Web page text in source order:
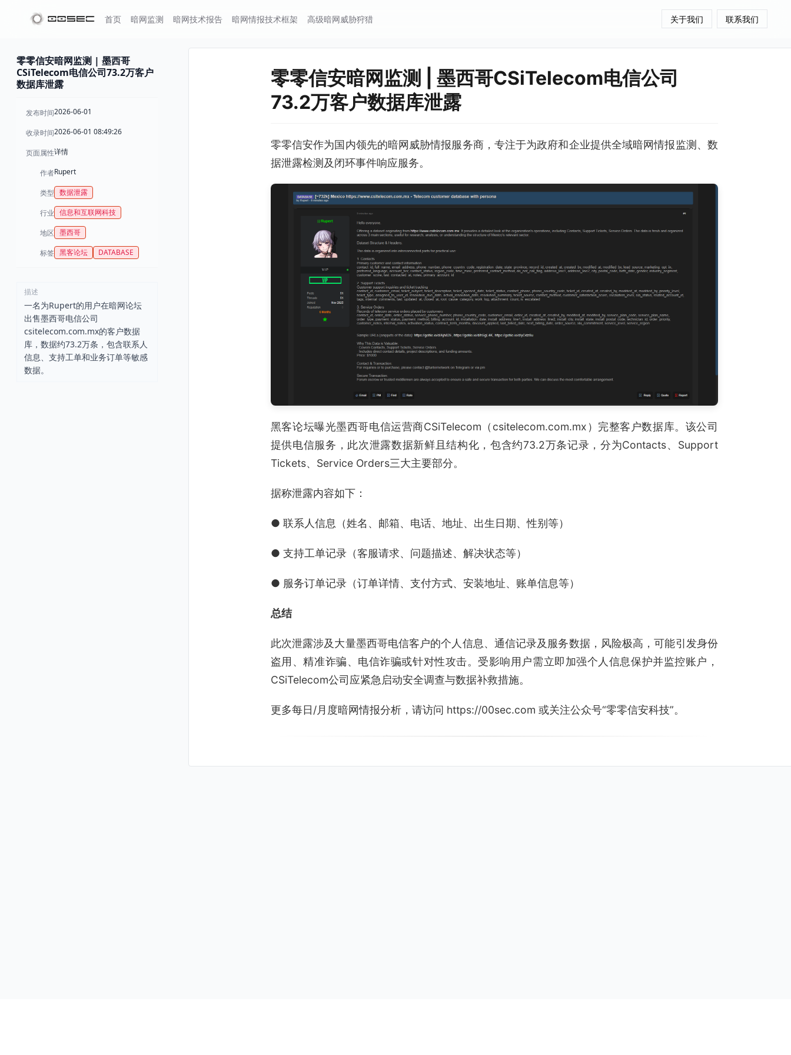
首页 暗网监测 暗网技术报告 暗网情报技术框架 高级暗网威胁狩猎 关于我们 联系我们
零零信安暗网监测 | 墨西哥
CSiTelecom电信公司73.2万客户
数据库泄露
发布时间2026-06-01
收录时间2026-06-01 08:49:26
页面属性详情
作者Rupert
类型 数据泄露
行业 信息和互联网科技
地区 墨西哥
标签 黑客论坛 DATABASE
描述
一名为Rupert的用户在暗网论坛
出售墨西哥电信公司
csitelecom.com.mx的客户数据
库，数据约73.2万条，包含联系人
信息、支持工单和业务订单等敏感
数据。
零零信安暗网监测 | 墨西哥CSiTelecom电信公司
73.2万客户数据库泄露
零零信安作为国内领先的暗网威胁情报服务商，专注于为政府和企业提供全域暗网情报监测、数
据泄露检测及闭环事件响应服务。
黑客论坛曝光墨西哥电信运营商CSiTelecom（csitelecom.com.mx）完整客户数据库。该公司
提供电信服务，此次泄露数据新鲜且结构化，包含约73.2万条记录，分为Contacts、Support
Tickets、Service Orders三大主要部分。
据称泄露内容如下：
● 联系人信息（姓名、邮箱、电话、地址、出生日期、性别等）
● 支持工单记录（客服请求、问题描述、解决状态等）
● 服务订单记录（订单详情、支付方式、安装地址、账单信息等）
总结
此次泄露涉及大量墨西哥电信客户的个人信息、通信记录及服务数据，风险极高，可能引发身份
盗用、精准诈骗、电信诈骗或针对性攻击。受影响用户需立即加强个人信息保护并监控账户，
CSiTelecom公司应紧急启动安全调查与数据补救措施。
更多每日/月度暗网情报分析，请访问 https://00sec.com 或关注公众号“零零信安科技”。